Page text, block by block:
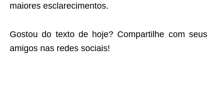
maiores esclarecimentos.
Gostou do texto de hoje? Compartilhe com seus
amigos nas redes sociais!